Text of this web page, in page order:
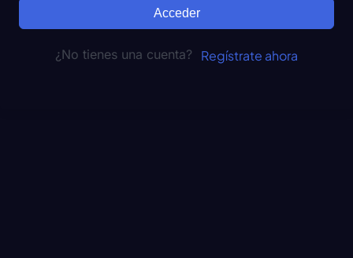
Acceder
¿No tienes una cuenta? Regístrate ahora